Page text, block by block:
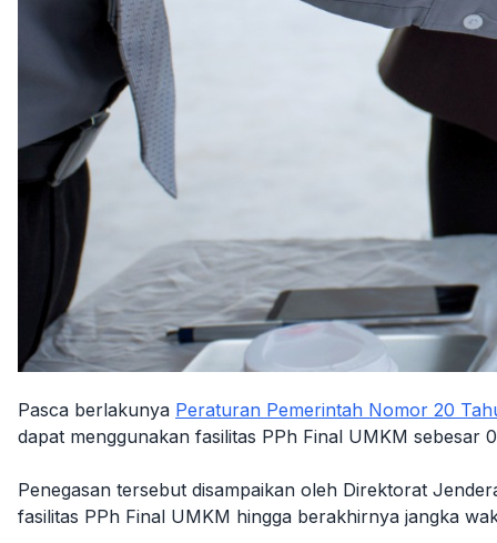
Pasca berlakunya Peraturan Pemerintah Nomor 20
dapat menggunakan fasilitas PPh Final UMKM sebesar
Penegasan tersebut disampaikan oleh Direktorat
fasilitas PPh Final UMKM hingga berakhirnya jangka